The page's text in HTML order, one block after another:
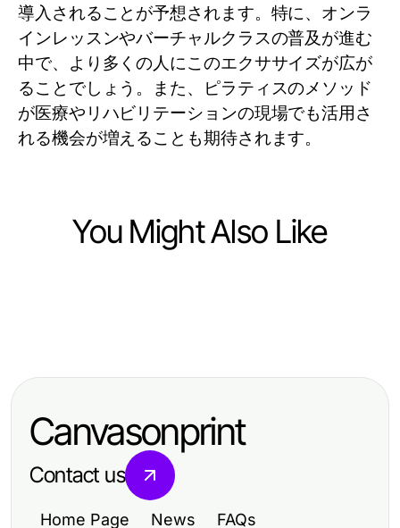
導入されることが予想されます。特に、オンラ
インレッスンやバーチャルクラスの普及が進む
中で、より多くの人にこのエクササイズが広が
ることでしょう。また、ピラティスのメソッド
が医療やリハビリテーションの現場でも活用さ
れる機会が増えることも期待されます。
You Might Also Like
Beginner's Comprehensive Guide
마사지가 2026년에도 제공하는 실제
Canvasonprint
Contact us
Home Page News FAQs